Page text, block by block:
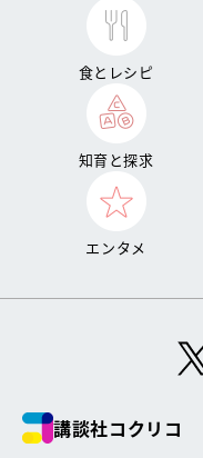
食とレシピ
知育と探求
エンタメ
講談社コクリコ